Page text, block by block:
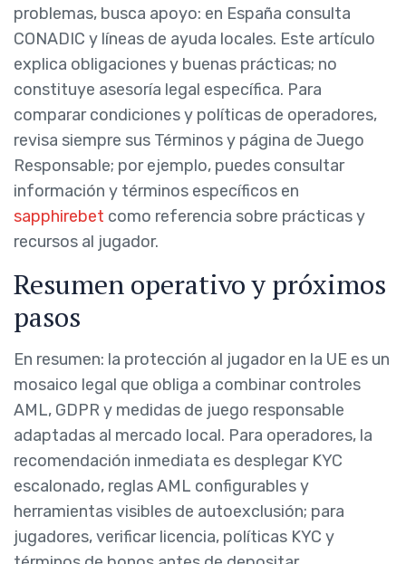
problemas, busca apoyo: en España consulta
CONADIC y líneas de ayuda locales. Este artículo
explica obligaciones y buenas prácticas; no
constituye asesoría legal específica. Para
comparar condiciones y políticas de operadores,
revisa siempre sus Términos y página de Juego
Responsable; por ejemplo, puedes consultar
información y términos específicos en
sapphirebet como referencia sobre prácticas y
recursos al jugador.
Resumen operativo y próximos
pasos
En resumen: la protección al jugador en la UE es un
mosaico legal que obliga a combinar controles
AML, GDPR y medidas de juego responsable
adaptadas al mercado local. Para operadores, la
recomendación inmediata es desplegar KYC
escalonado, reglas AML configurables y
herramientas visibles de autoexclusión; para
jugadores, verificar licencia, políticas KYC y